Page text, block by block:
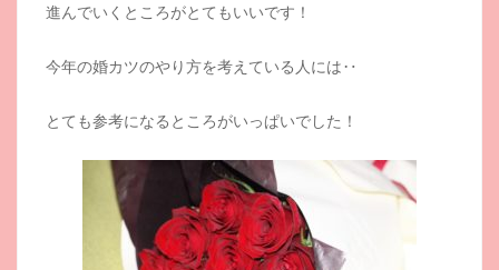
進んでいくところがとてもいいです！
今年の婚カツのやり方を考えている人には‥
とても参考になるところがいっぱいでした！